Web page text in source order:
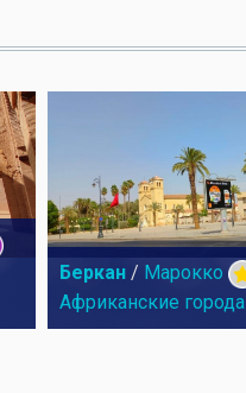
Беркан / Марокко
Африканские города